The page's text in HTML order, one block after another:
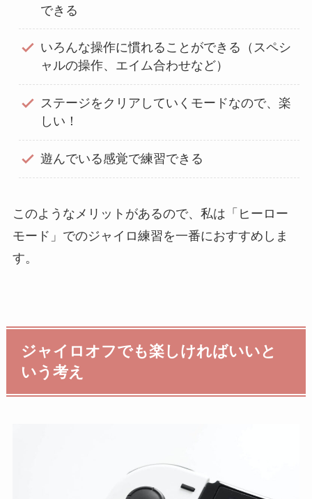
できる
いろんな操作に慣れることができる（スペシ
ャルの操作、エイム合わせなど）
ステージをクリアしていくモードなので、楽
しい！
遊んでいる感覚で練習できる
このようなメリットがあるので、私は「ヒーロー
モード」でのジャイロ練習を一番におすすめしま
す。
ジャイロオフでも楽しければいいと
いう考え